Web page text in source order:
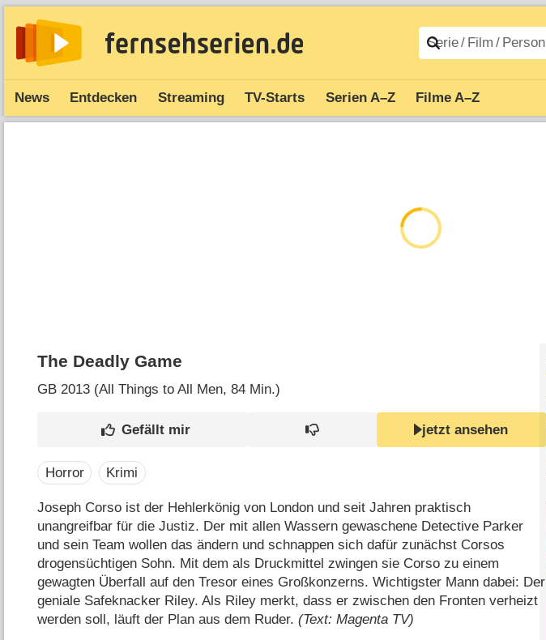
News Entdecken Streaming TV-Starts Serien A–Z Filme A–Z
The Deadly Game
GB 2013 (All Things to All Men‎, 84 Min.)
jetzt ansehen
Horror Krimi
Joseph Corso ist der Hehlerkönig von London und seit Jahren praktisch
unangreifbar für die Justiz. Der mit allen Wassern gewaschene Detective Parker
und sein Team wollen das ändern und schnappen sich dafür zunächst Corsos
drogensüchtigen Sohn. Mit dem als Druckmittel zwingen sie Corso zu einem
gewagten Überfall auf den Tresor eines Großkonzerns. Wichtigster Mann dabei: Der
geniale Safeknacker Riley. Als Riley merkt, dass er zwischen den Fronten verheizt
werden soll, läuft der Plan aus dem Ruder.(Text: Magenta TV)